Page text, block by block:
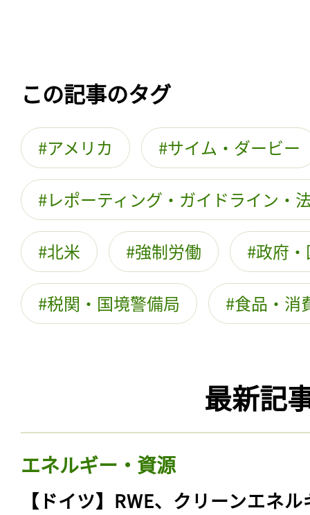
この記事のタグ
アメリカ サイム・ダービー
レポーティング・ガイドライン・
北米 強制労働 政府
税関・国境警備局 食品・消
最新記
エネルギー・資源
【ドイツ】RWE、クリーンエネ